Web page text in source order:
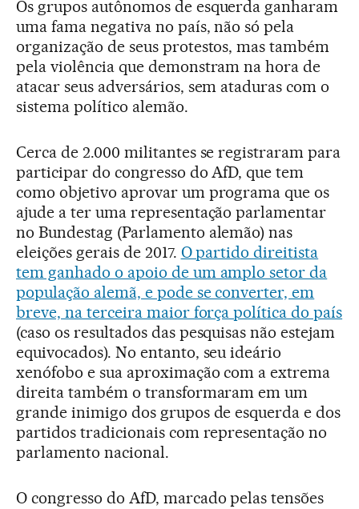
Os grupos autônomos de esquerda ganharam
uma fama negativa no país, não só pela
organização de seus protestos, mas também
pela violência que demonstram na hora de
atacar seus adversários, sem ataduras com o
sistema político alemão.
Cerca de 2.000 militantes se registraram para
participar do congresso do AfD, que tem
como objetivo aprovar um programa que os
ajude a ter uma representação parlamentar
no Bundestag (Parlamento alemão) nas
eleições gerais de 2017. O partido direitista
tem ganhado o apoio de um amplo setor da
população alemã, e pode se converter, em
breve, na terceira maior força política do país
(caso os resultados das pesquisas não estejam
equivocados). No entanto, seu ideário
xenófobo e sua aproximação com a extrema
direita também o transformaram em um
grande inimigo dos grupos de esquerda e dos
partidos tradicionais com representação no
parlamento nacional.
O congresso do AfD, marcado pelas tensões